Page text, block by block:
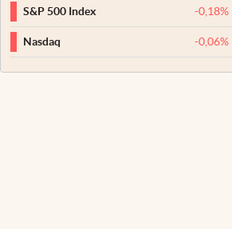
S&P 500 Index -0,18%
Nasdaq -0,06%